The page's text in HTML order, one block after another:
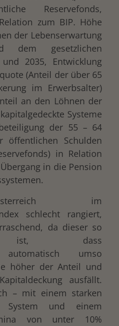
Reservefonds,
zum BIP. Höhe
der Lebenserwartung
dem gesetzlichen
2035, Entwicklung
(Anteil der über 65
im Erwerbsalter)
an den Löhnen der
Systeme
der 55 – 64
öffentlichen Schulden
in Relation
in die Pension
im
schlecht rangiert,
da dieser so
ist, dass
automatisch umso
höher der Anteil und
ausfällt.
– mit einem starken
System und einem
von unter 10%